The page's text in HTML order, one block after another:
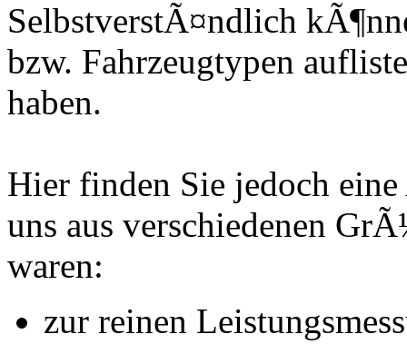
SelbstverstÃ¤ndlich
bzw. Fahrzeugtypen
haben.
Hier finden Sie jedoch
uns aus verschiedenen
waren:
zur reinen